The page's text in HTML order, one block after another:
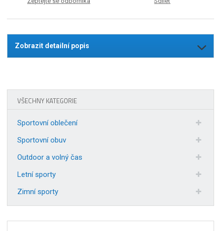
Zobrazit detailní popis
VŠECHNY KATEGORIE
Sportovní oblečení
Sportovní obuv
Outdoor a volný čas
Letní sporty
Zimní sporty